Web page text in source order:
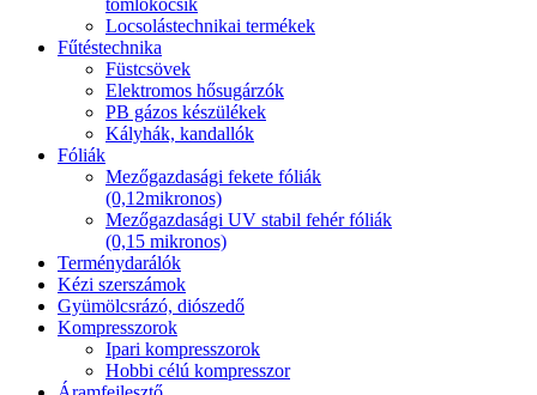
Locsolástechnikai termékek
Fűtéstechnika
Füstcsövek
Elektromos hősugárzók
PB gázos készülékek
Kályhák, kandallók
Fóliák
Mezőgazdasági fekete fóliák
(0,12mikronos)
Mezőgazdasági UV stabil fehér fóliák
(0,15 mikronos)
Terménydarálók
Kézi szerszámok
Gyümölcsrázó, diószedő
Kompresszorok
Ipari kompresszorok
Hobbi célú kompresszor